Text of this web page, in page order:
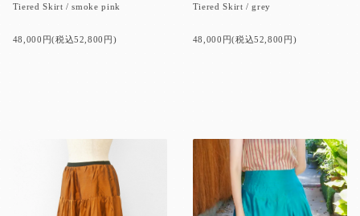
Tiered Skirt / smoke pink
48,000円(税込52,800円)
Tiered Skirt / grey
48,000円(税込52,800円)